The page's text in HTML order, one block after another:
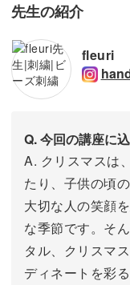
先生の紹介
fleuri
Q. 今回の講座に
A. クリスマスは
たり、子供の頃
大切な人の笑顔
な季節です。そ
タル、クリスマ
ディネートを彩